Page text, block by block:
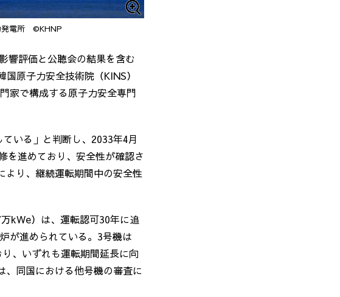
発電所 ©KHNP
響評価と公聴会の結果を含む
国原子力安全技術院（KINS）
家で構成する原子力安全専門
いる」と判断し、 2033年4月
を進めており、安全性が確認さ
より、継続運転期間中の安全性
万kWe）は、運転認可30年に追
が進められている。 3号機は
、いずれも運転期間延長に向
、同国における他号機の審査に